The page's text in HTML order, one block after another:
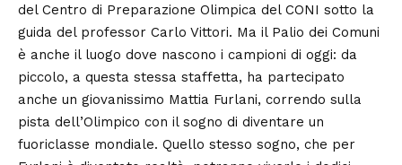
del Centro di Preparazione Olimpica del CONI sotto la
guida del professor Carlo Vittori. Ma il Palio dei Comuni
è anche il luogo dove nascono i campioni di oggi: da
piccolo, a questa stessa staffetta, ha partecipato
anche un giovanissimo Mattia Furlani, correndo sulla
pista dell’Olimpico con il sogno di diventare un
fuoriclasse mondiale. Quello stesso sogno, che per